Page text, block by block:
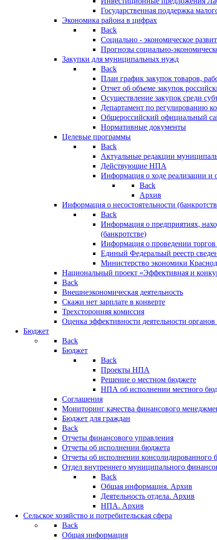
Государственная поддержка
Экономика района в цифрах
Back
Социально - экономическое
Прогнозы социально-
Закупки для муниципальных нужд
Back
План график закупок товаров,
Отчет об объеме закупок
Осуществление закупок среди
Департамент по регулированию
Общероссийский официальный
Нормативные документы
Целевые программы
Back
Актуальные редакции
Действующие НПА
Информация о ходе реализации
Back
Архив
Информация о несостоятельности
Back
Информация о предприятиях,
(банкротстве)
Информация о проведении
Единый Федеральый реестр
Министерство экономики
Национальный проект «Эффективная и
Back
Внешнеэкономическая деятельность
Скажи нет зарплате в конверте
Трехсторонняя комиссия
Оценка эффективности деятельности
Бюджет
Back
Бюджет
Back
Проекты НПА
Решение о местном бюджете
НПА об исполнении местного
Соглашения
Мониторинг качества финансового
Бюджет для граждан
Back
Отчеты финансового управления
Отчеты об исполнении бюджета
Отчеты об исполнении консолидированного
Отдел внутреннего муниципального
Back
Общая информация. Архив
Деятельность отдела. Архив
НПА. Архив
Сельское хозяйство и потребительская сфера
Back
Общая информация